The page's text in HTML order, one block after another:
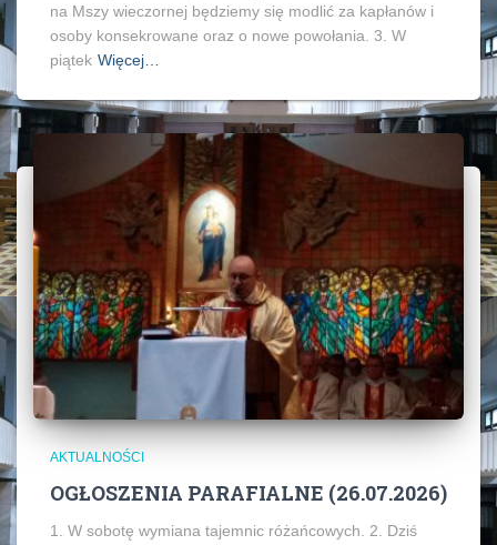
na Mszy wieczornej będziemy się modlić za kapłanów i
osoby konsekrowane oraz o nowe powołania. 3. W
piątek Więcej…
AKTUALNOŚCI
OGŁOSZENIA PARAFIALNE (26.07.2026)
1. W sobotę wymiana tajemnic różańcowych. 2. Dziś